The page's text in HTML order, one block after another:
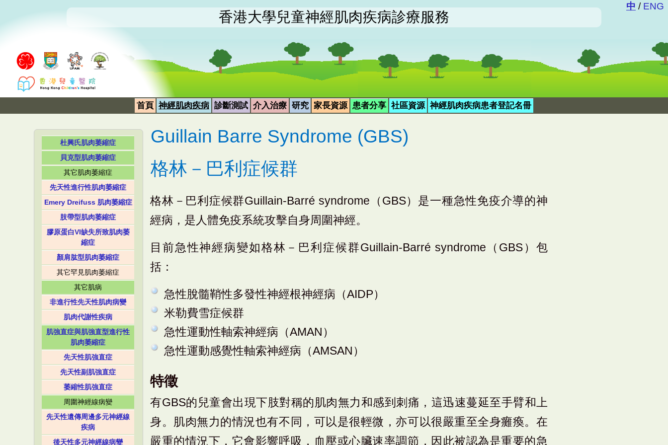
中 / ENG
香港大學兒童神經肌肉疾病診療服務
首頁 神經肌肉疾病 診斷測試 介入治療 研究 家長資源 患者分享 社區資源 神經肌肉疾病患者登記名冊
杜興氏肌肉萎縮症
貝克型肌肉萎縮症
其它肌肉萎縮症
先天性進行性肌肉萎縮症
Emery Dreifuss 肌肉萎縮症
肢帶型肌肉萎縮症
膠原蛋白VI缺失所致肌肉萎
縮症
顏肩肱型肌肉萎縮症
其它罕見肌肉萎縮症
其它肌病
非進行性先天性肌肉病變
肌肉代謝性疾病
肌強直症與肌強直型進行性
肌肉萎縮症
先天性肌強直症
先天性副肌強直症
萎縮性肌強直症
周圍神經線病變
先天性遺傳周邊多元神經線
疾病
後天性多元神經線病變
Guillain Barre Syndrome (GBS)
格林－巴利症候群
格林－巴利症候群Guillain-Barré syndrome（GBS）是一種急性免疫介導的神
經病，是人體免疫系統攻擊自身周圍神經。
目前急性神經病變如格林－巴利症候群Guillain-Barré syndrome（GBS）包
括：
急性脫髓鞘性多發性神經根神經病（AIDP）
米勒費雪症候群
急性運動性軸索神經病（AMAN）
急性運動感覺性軸索神經病（AMSAN）
特徵
有GBS的兒童會出現下肢對稱的肌肉無力和感到刺痛，這迅速蔓延至手臂和上
身。肌肉無力的情況也有不同，可以是很輕微，亦可以很嚴重至全身癱瘓。在
嚴重的情況下，它會影響呼吸，血壓或心臟速率調節，因此被認為是重要的急